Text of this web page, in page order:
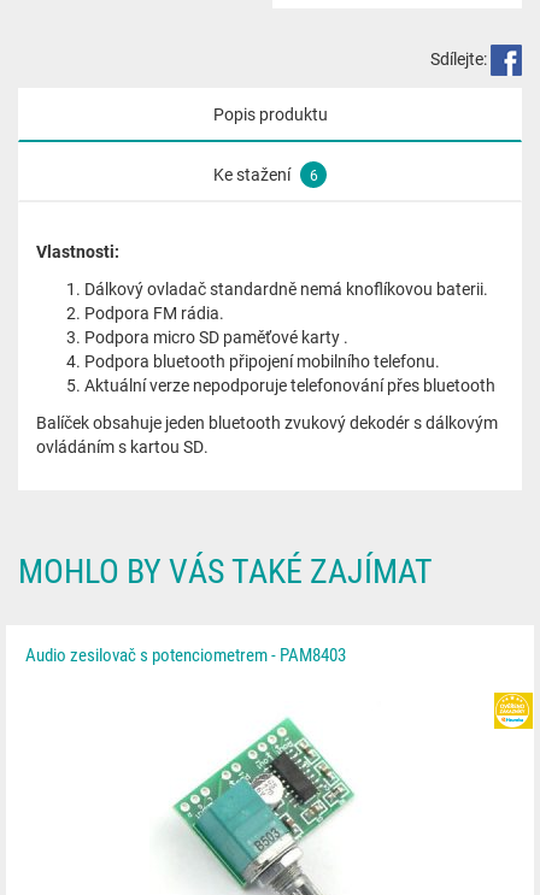
Sdílejte:
Popis produktu
Ke stažení 6
Vlastnosti:
Dálkový ovladač standardně nemá knoflíkovou baterii.
Podpora FM rádia.
Podpora micro SD paměťové karty .
Podpora bluetooth připojení mobilního telefonu.
Aktuální verze nepodporuje telefonování přes bluetooth
Balíček obsahuje jeden bluetooth zvukový dekodér s dálkovým
ovládáním s kartou SD.
MOHLO BY VÁS TAKÉ ZAJÍMAT
Audio zesilovač s potenciometrem - PAM8403